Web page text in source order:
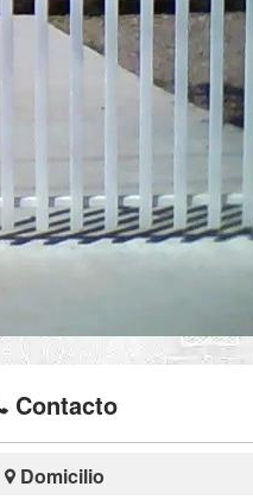
Contacto
Domicilio